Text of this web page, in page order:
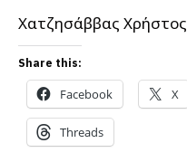
Χατζησάββας Χρήστος
Share this:
Facebook X
Threads